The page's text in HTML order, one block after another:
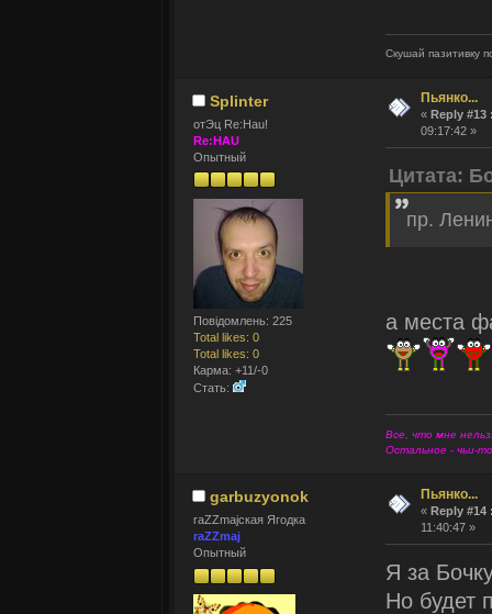
Скушай пазитивку
Splinter
отЭц Re:Hau!
Re:HAU
Опытный
Повідомлень: 225
Total likes: 0
Total likes: 0
Карма: +11/-0
Стать:
Пьянко...
« Reply #13
09:17:42 »
Цитата:
пр.
а места
Все, что мне
Остальное - чьи-
garbuzyonok
raZZmajская Ягодка
raZZmaj
Опытный
Пьянко...
« Reply #14
11:40:47 »
Я за
Но будет